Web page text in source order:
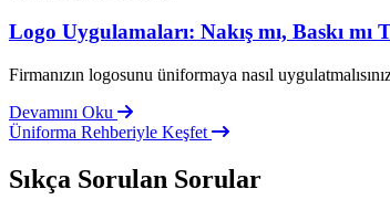
Logo Uygulamaları: Nakış mı, Baskı mı
Firmanızın logosunu üniformaya nasıl
Devamını Oku
Üniforma Rehberiyle Keşfet
Sıkça Sorulan Sorular